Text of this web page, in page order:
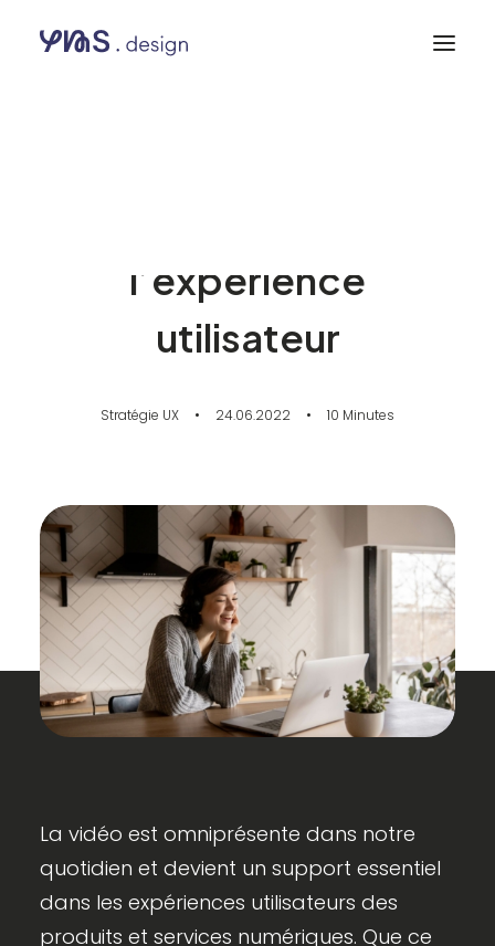
l’expérience
utilisateur
Stratégie UX • 24.06.2022 • 10 Minutes
La vidéo est omniprésente dans notre
quotidien et devient un support essentiel
dans les expériences utilisateurs des
produits et services numériques. Que ce